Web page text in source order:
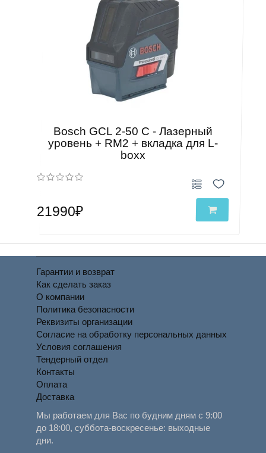
Bosch GCL 2-50 C - Лазерный
уровень + RM2 + вкладка для L-
boxx
21990₽
Гарантии и возврат
Как сделать заказ
О компании
Политика безопасности
Реквизиты организации
Согласие на обработку персональных данных
Условия соглашения
Тендерный отдел
Контакты
Оплата
Доставка
Мы работаем для Вас по будним дням с 9:00
до 18:00, суббота-воскресенье: выходные
дни.